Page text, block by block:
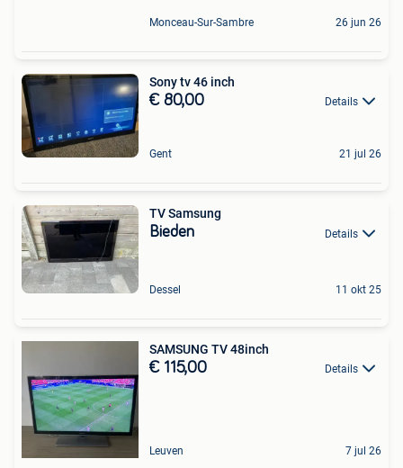
Monceau-Sur-Sambre 26 jun 26
Sony tv 46 inch
€ 80,00 Details
Gent 21 jul 26
TV Samsung
Bieden Details
Dessel 11 okt 25
SAMSUNG TV 48inch
€ 115,00 Details
Leuven 7 jul 26